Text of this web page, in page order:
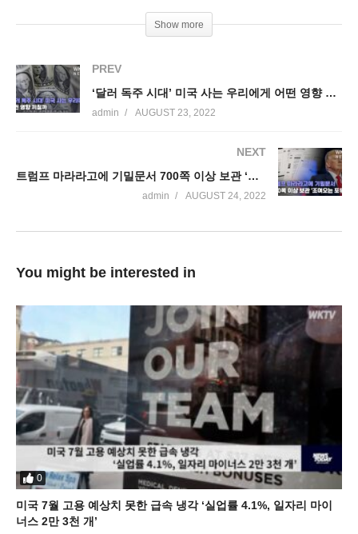
Show more
PREV
‘달러 독주 시대’ 미국 사는 우리에게 어떤 영향 끼칠까
admin AUGUST 23, 2022
NEXT
트럼프 마라라고에 기밀문서 700쪽 이상 보관 ‘조여오는 포위망’
admin AUGUST 24, 2022
You might be interested in
0
미국 7월 고용 예상치 못한 급속 냉각 ‘실업률 4.1%, 일자리 마이
너스 2만 3천 개’